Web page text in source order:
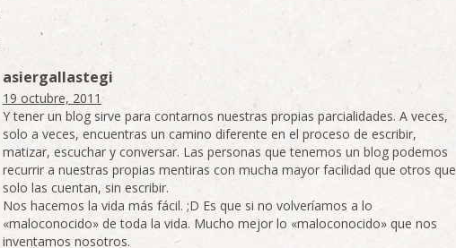
asiergallastegi
19 octubre, 2011
Y tener un blog sirve para contarnos nuestras propias parcialidades. A veces,
solo a veces, encuentras un camino diferente en el proceso de escribir,
matizar, escuchar y conversar. Las personas que tenemos un blog podemos
recurrir a nuestras propias mentiras con mucha mayor facilidad que otros que
solo las cuentan, sin escribir.
Nos hacemos la vida más fácil. ;D Es que si no volveríamos a lo
«maloconocido» de toda la vida. Mucho mejor lo «maloconocido» que nos
inventamos nosotros.